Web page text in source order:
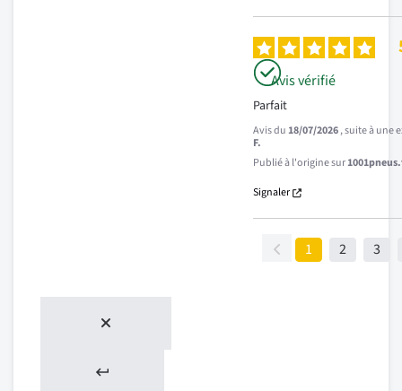
Avis vérifié
Parfait
Avis du18/07/2026, suite à une
F.
Publié à l'origine sur
Signaler
1 2 3